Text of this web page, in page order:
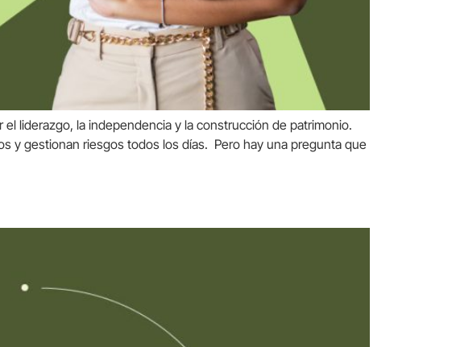
liderazgo, la independencia y la construcción de patrimonio.
y gestionan riesgos todos los días. Pero hay una pregunta que